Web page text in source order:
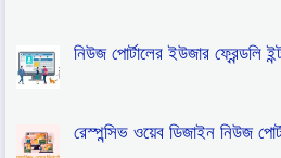
নিউজ পোর্টালের ইউজার ফ্রেন্ডলি
রেস্পন্সিভ ওয়েব ডিজাইন নিউজ